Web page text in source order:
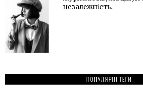
незалежність.
ПОПУЛЯРНІ ТЕГИ